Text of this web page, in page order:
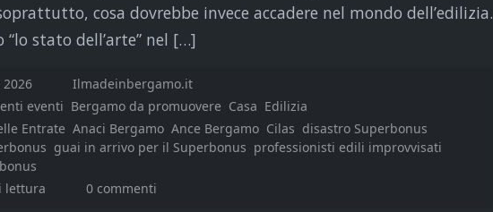
cosa dovrebbe invece accadere nel mondo dell’edilizia.
“lo stato dell’arte” nel […]
2026
Ilmadeinbergamo.it
eventi Bergamo da promuovere Casa Edilizia
Entrate Anaci Bergamo Ance Bergamo Cilas disastro Superbonus
guai in arrivo per il Superbonus professionisti edili improvvisati
lettura
0 commenti